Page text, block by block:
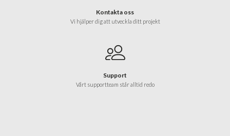
Kontakta oss
Vi hjälper dig att utveckla ditt projekt
Support
Vårt supportteam står alltid redo